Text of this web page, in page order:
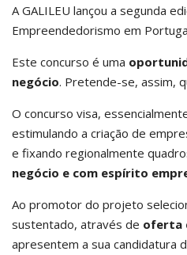
A GALILEU lançou a segunda
Empreendedorismo em
Este concurso é uma
negócio. Pretende-se, assim,
O concurso visa,
estimulando a criação de
e fixando regionalmente
negócio e com espírito
Ao promotor do projeto
sustentado, através de oferta
apresentem a sua candidatura